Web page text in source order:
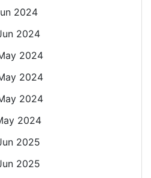
2024
2024
2024
2024
2024
2024
2025
2025